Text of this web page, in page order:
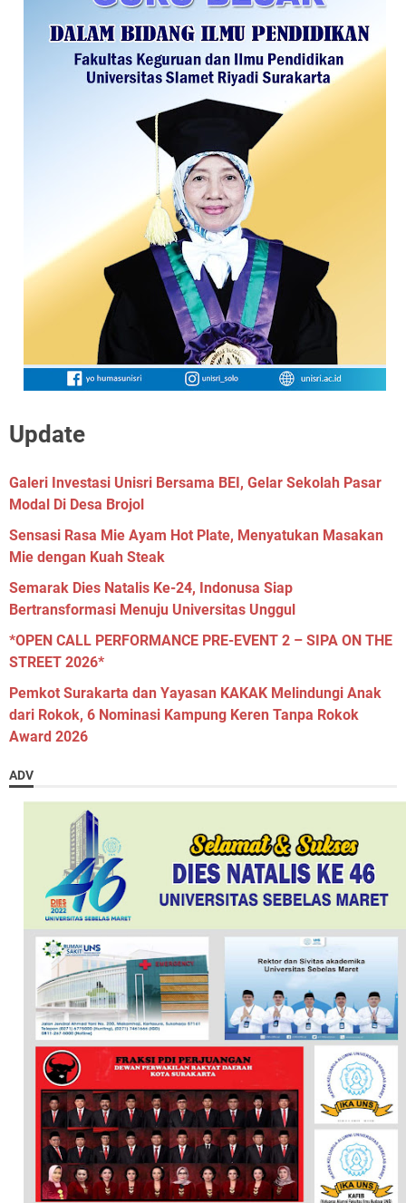
Update
Galeri Investasi Unisri Bersama BEI, Gelar Sekolah Pasar
Modal Di Desa Brojol
Sensasi Rasa Mie Ayam Hot Plate, Menyatukan Masakan
Mie dengan Kuah Steak
Semarak Dies Natalis Ke-24, Indonusa Siap
Bertransformasi Menuju Universitas Unggul
*OPEN CALL PERFORMANCE PRE-EVENT 2 – SIPA ON THE
STREET 2026*
Pemkot Surakarta dan Yayasan KAKAK Melindungi Anak
dari Rokok, 6 Nominasi Kampung Keren Tanpa Rokok
Award 2026
ADV